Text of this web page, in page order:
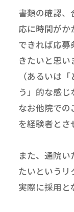
書類の確認、
応に時間がか
できれば応募
きたいと思い
（あるいは
う」的な感
なお他院での
を経験者とさ
また、通院
たいというリ
実際に採用と